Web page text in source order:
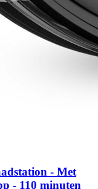
- Met
- 110 minuten